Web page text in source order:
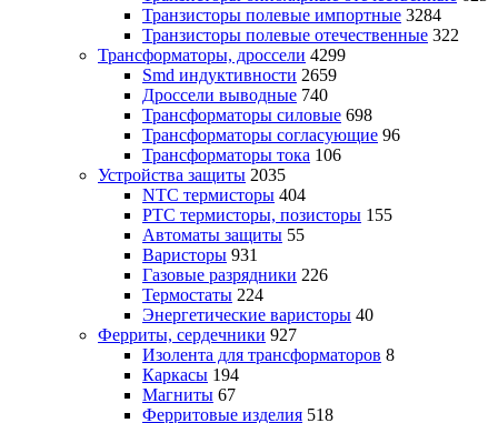
Транзисторы полевые импортные 3284
Транзисторы полевые отечественные 322
Трансформаторы, дроссели 4299
Smd индуктивности 2659
Дроссели выводные 740
Трансформаторы силовые 698
Трансформаторы согласующие 96
Трансформаторы тока 106
Устройства защиты 2035
NTC термисторы 404
PTC термисторы, позисторы 155
Автоматы защиты 55
Варисторы 931
Газовые разрядники 226
Термостаты 224
Энергетические варисторы 40
Ферриты, сердечники 927
Изолента для трансформаторов 8
Каркасы 194
Магниты 67
Ферритовые изделия 518